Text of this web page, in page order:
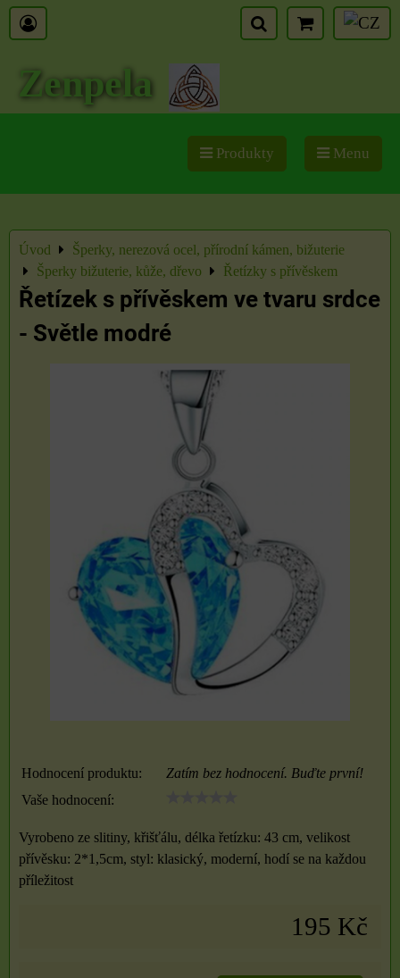
Zenpela
Produkty Menu
Úvod
Šperky, nerezová ocel, přírodní kámen, bižuterie
Šperky bižuterie, kůže, dřevo
Řetízky s přívěskem
Řetízek s přívěskem ve tvaru srdce
- Světle modré
Hodnocení produktu:
Zatím bez hodnocení. Buďte první!
Vaše hodnocení:
Vyrobeno ze slitiny, křišťálu, délka řetízku: 43 cm, velikost
přívěsku: 2*1,5cm, styl: klasický, moderní, hodí se na každou
příležitost
195 Kč